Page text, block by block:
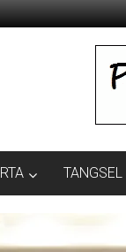
TANGSEL